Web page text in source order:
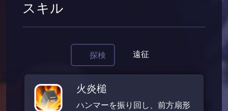
スキル
探検 遠征
火炎槌
ハンマーを振り回し、前方扇形